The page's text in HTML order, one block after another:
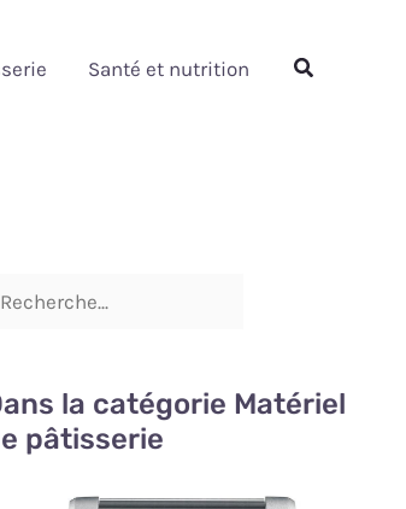
Santé et nutrition Rechercher
la catégorie Matériel
pâtisserie